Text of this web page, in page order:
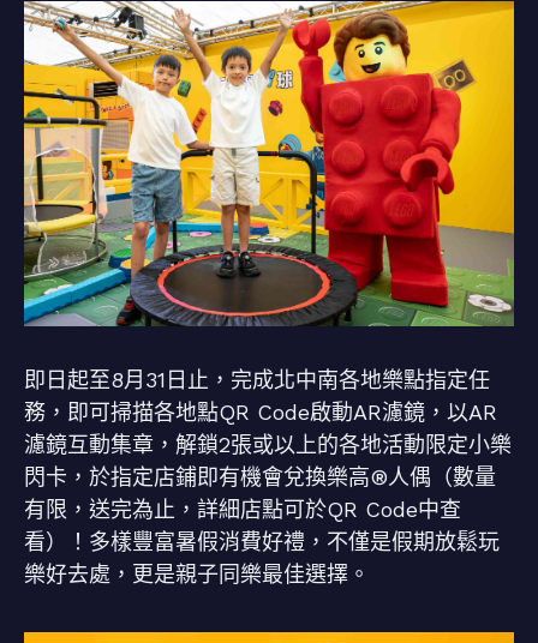
即日起至8月31日止，完成北中南各地樂點指定任
務，即可掃描各地點QR Code啟動AR濾鏡，以AR
濾鏡互動集章，解鎖2張或以上的各地活動限定小樂
閃卡，於指定店鋪即有機會兌換樂高®人偶（數量
有限，送完為止，詳細店點可於QR Code中查
看）！多樣豐富暑假消費好禮，不僅是假期放鬆玩
樂好去處，更是親子同樂最佳選擇。